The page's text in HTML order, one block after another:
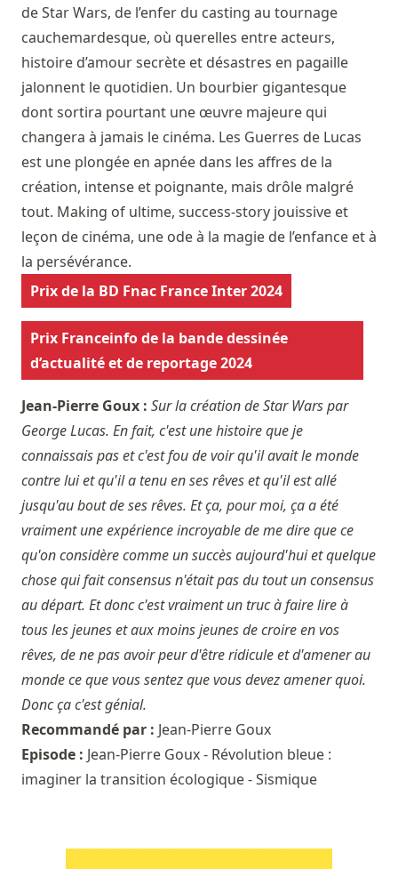
de Star Wars, de l’enfer du casting au tournage
cauchemardesque, où querelles entre acteurs,
histoire d’amour secrète et désastres en pagaille
jalonnent le quotidien. Un bourbier gigantesque
dont sortira pourtant une œuvre majeure qui
changera à jamais le cinéma. Les Guerres de Lucas
est une plongée en apnée dans les affres de la
création, intense et poignante, mais drôle malgré
tout. Making of ultime, success-story jouissive et
leçon de cinéma, une ode à la magie de l’enfance et à
la persévérance.
Prix de la BD Fnac France Inter 2024
Prix Franceinfo de la bande dessinée
d’actualité et de reportage 2024
Jean-Pierre Goux : Sur la création de Star Wars par
George Lucas. En fait, c'est une histoire que je
connaissais pas et c'est fou de voir qu'il avait le monde
contre lui et qu'il a tenu en ses rêves et qu'il est allé
jusqu'au bout de ses rêves. Et ça, pour moi, ça a été
vraiment une expérience incroyable de me dire que ce
qu'on considère comme un succès aujourd'hui et quelque
chose qui fait consensus n'était pas du tout un consensus
au départ. Et donc c'est vraiment un truc à faire lire à
tous les jeunes et aux moins jeunes de croire en vos
rêves, de ne pas avoir peur d'être ridicule et d'amener au
monde ce que vous sentez que vous devez amener quoi.
Donc ça c'est génial.
Recommandé par : Jean-Pierre Goux
Episode : Jean-Pierre Goux - Révolution bleue :
imaginer la transition écologique - Sismique